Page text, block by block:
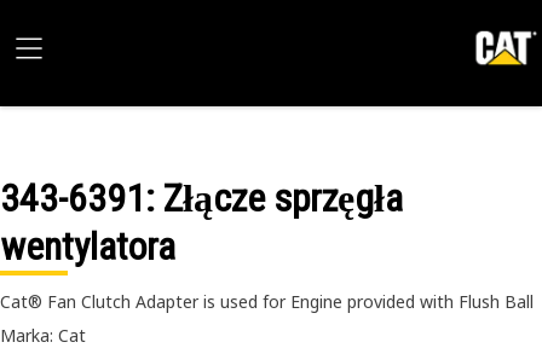
343-6391: Złącze sprzęgła
wentylatora
Cat® Fan Clutch Adapter is used for Engine provided with Flush Ball
Marka: Cat